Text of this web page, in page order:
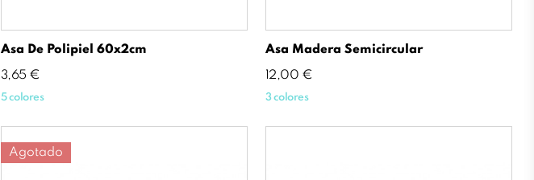
Asa De Polipiel 60x2cm
Precio
3,65 €
5 colores
Asa Madera Semicircular
Precio
12,00 €
3 colores
Agotado